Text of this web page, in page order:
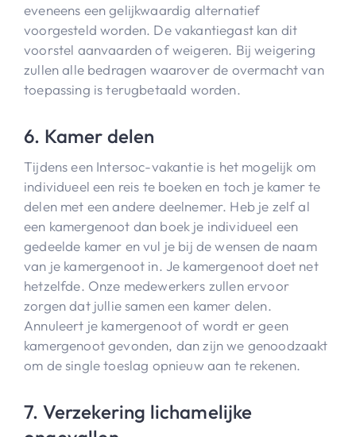
eveneens een gelijkwaardig alternatief
voorgesteld worden. De vakantiegast kan dit
voorstel aanvaarden of weigeren. Bij weigering
zullen alle bedragen waarover de overmacht van
toepassing is terugbetaald worden.
6. Kamer delen
Tijdens een Intersoc-vakantie is het mogelijk om
individueel een reis te boeken en toch je kamer te
delen met een andere deelnemer. Heb je zelf al
een kamergenoot dan boek je individueel een
gedeelde kamer en vul je bij de wensen de naam
van je kamergenoot in. Je kamergenoot doet net
hetzelfde. Onze medewerkers zullen ervoor
zorgen dat jullie samen een kamer delen.
Annuleert je kamergenoot of wordt er geen
kamergenoot gevonden, dan zijn we genoodzaakt
om de single toeslag opnieuw aan te rekenen.
7. Verzekering lichamelijke